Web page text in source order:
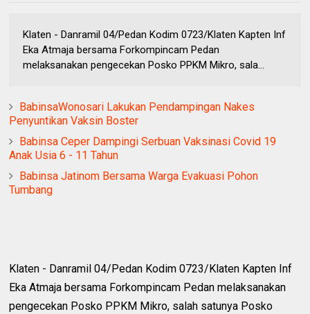
Klaten - Danramil 04/Pedan Kodim 0723/Klaten Kapten Inf
Eka Atmaja bersama Forkompincam Pedan
melaksanakan pengecekan Posko PPKM Mikro, sala...
BabinsaWonosari Lakukan Pendampingan Nakes
Penyuntikan Vaksin Boster
Babinsa Ceper Dampingi Serbuan Vaksinasi Covid 19
Anak Usia 6 - 11 Tahun
Babinsa Jatinom Bersama Warga Evakuasi Pohon
Tumbang
Klaten - Danramil 04/Pedan Kodim 0723/Klaten Kapten Inf
Eka Atmaja bersama Forkompincam Pedan melaksanakan
pengecekan Posko PPKM Mikro, salah satunya Posko